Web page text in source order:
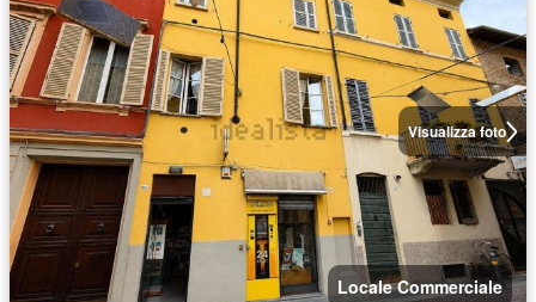
Visualizza foto
Locale Commerciale